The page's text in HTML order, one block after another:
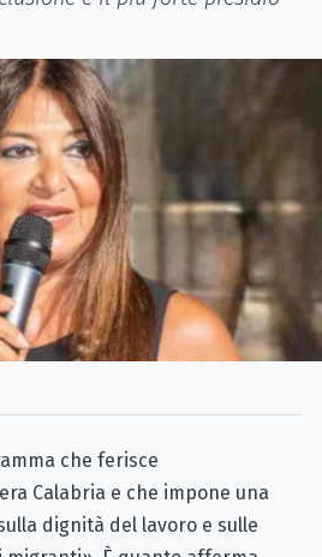
che ferisce
Calabria e che impone una
dignità del lavoro e sulle